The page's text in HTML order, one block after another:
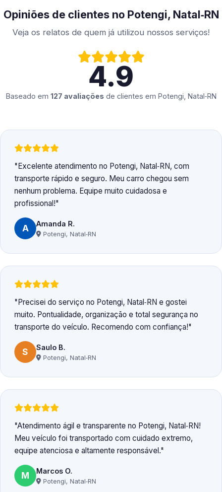
Opiniões de clientes no Potengi, Natal‑RN
Veja os relatos de quem já utilizou nossos serviços!
4.9
Baseado em 127 avaliações de clientes em Potengi, Natal‑RN
Excelente atendimento no Potengi, Natal‑RN, com
transporte rápido e seguro. Meu carro chegou sem
nenhum problema. Equipe muito cuidadosa e
profissional!
A Amanda R.
Potengi, Natal‑RN
Precisei do serviço no Potengi, Natal‑RN e gostei
muito. Pontualidade, organização e total segurança no
transporte do veículo. Recomendo com confiança!
S Saulo B.
Potengi, Natal‑RN
Atendimento ágil e transparente no Potengi, Natal‑RN!
Meu veículo foi transportado com cuidado extremo,
equipe atenciosa e altamente responsável.
M Marcos O.
Potengi, Natal‑RN